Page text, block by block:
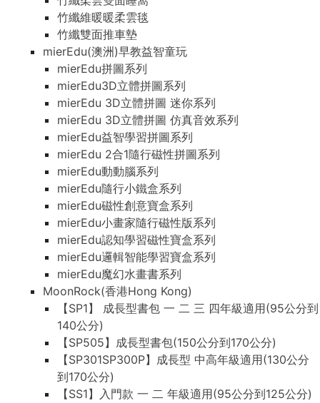
竹纖維暖暖柔雲毯
竹纖雙面推車墊
mierEdu(澳洲)早教益智童玩
mierEdu拼圖系列
mierEdu3D立體拼圖系列
mierEdu 3D立體拼圖 迷你系列
mierEdu 3D立體拼圖 仿真音效系列
mierEdu益智學習拼圖系列
mierEdu 2合1隨行磁性拼圖系列
mierEdu動動腦系列
mierEdu隨行小鐵盒系列
mierEdu磁性創意寶盒系列
mierEdu小畫家隨行磁性版系列
mierEdu認知學習磁性寶盒系列
mierEdu邏輯智能學習寶盒系列
mierEdu魔幻水畫書系列
MoonRock(香港Hong Kong)
【SP1】 成長型書包 一 二 三 四年級適用(95公分到
140公分)
【SP505】成長型書包(150公分到170公分)
【SP301SP300P】成長型 中高年級適用(130公分
到170公分)
【SS1】入門款 一 二 年級適用(95公分到125公分)